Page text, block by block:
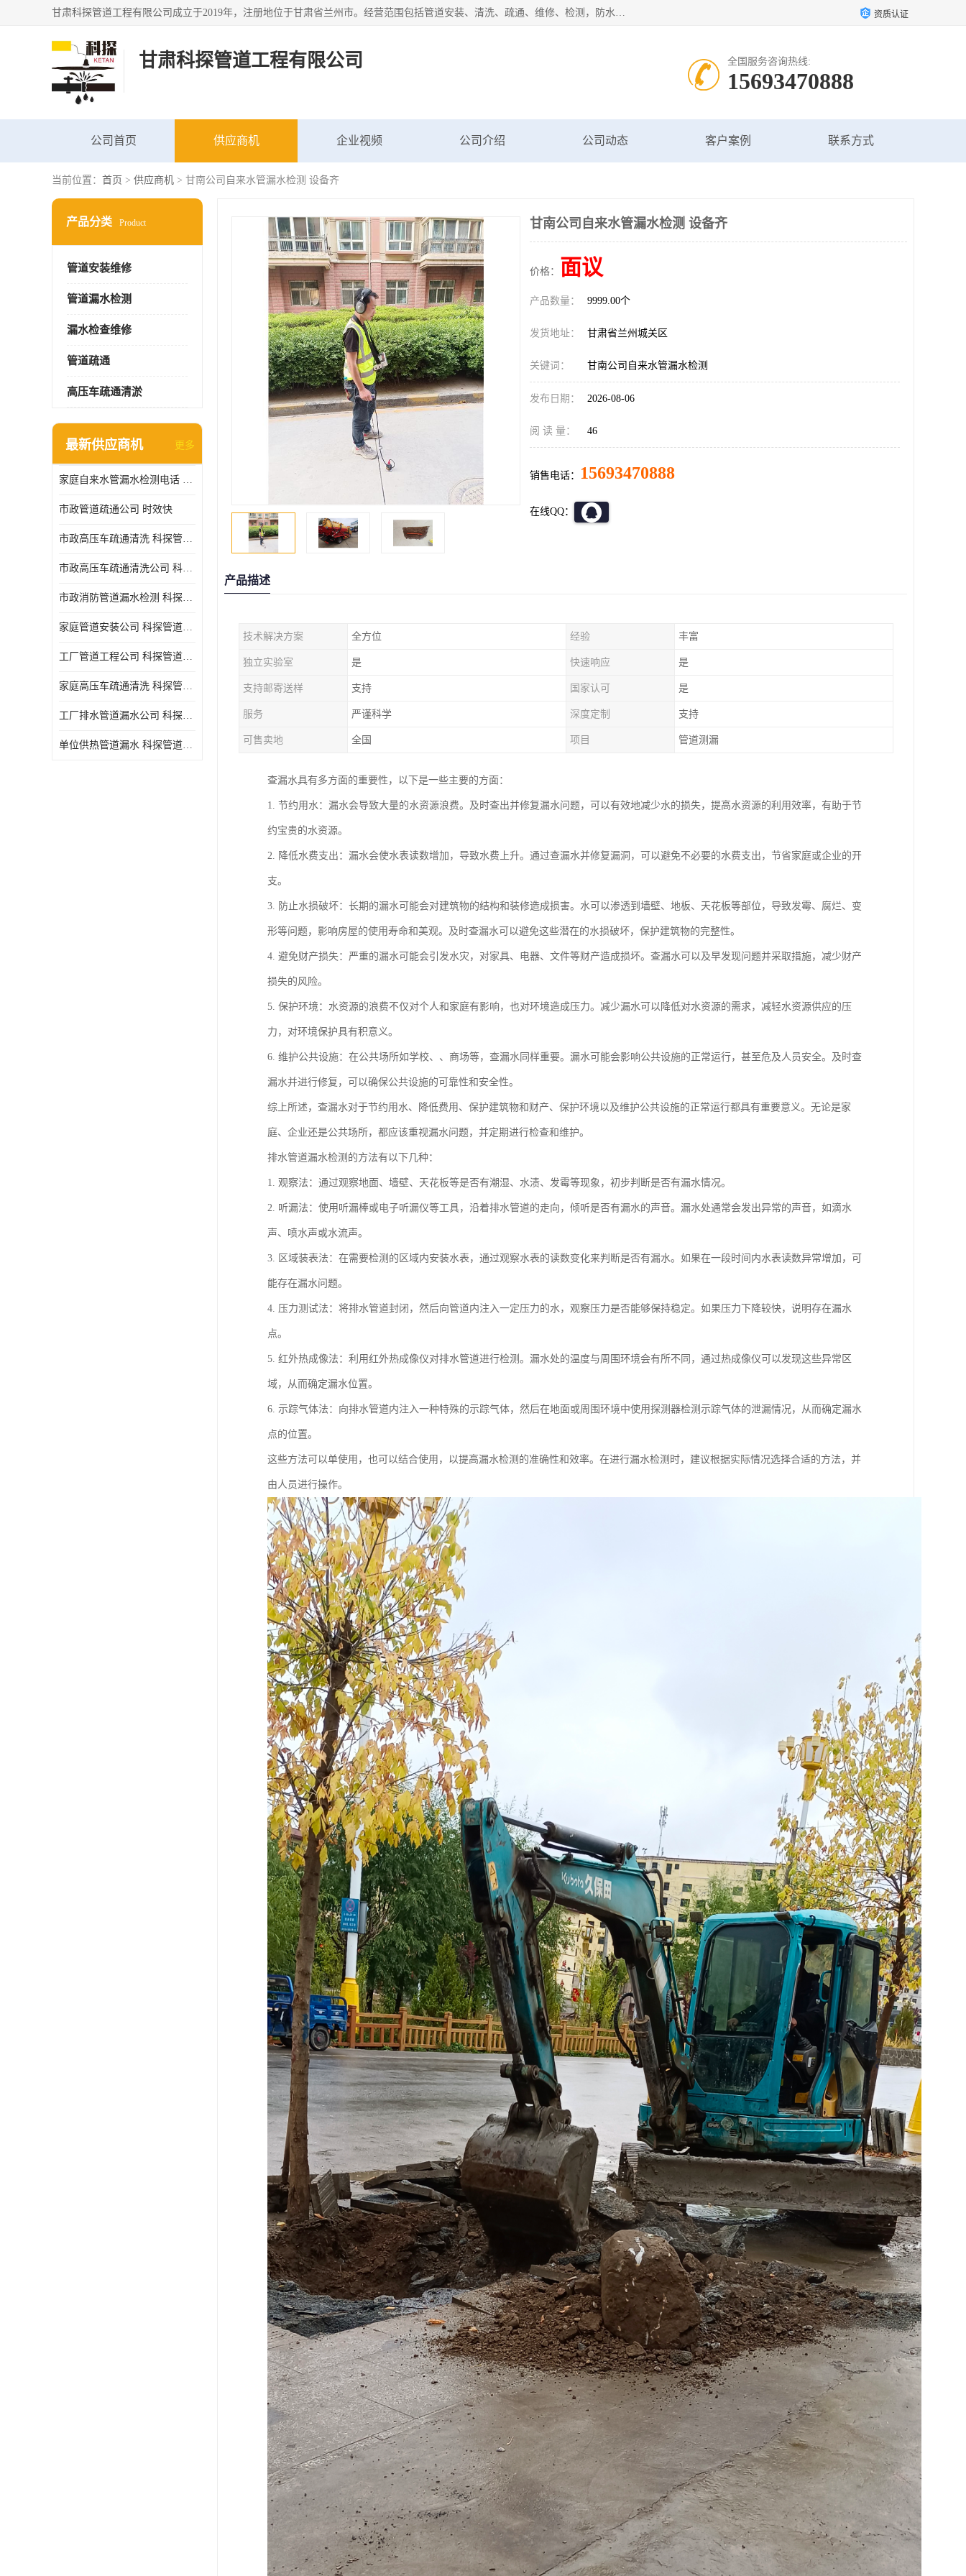
甘肃科探管道工程有限公司成立于2019年，注册地位于甘肃省兰州市。经营范围包括管道安装、清洗、疏通、维修、检测，防水工程，工程钻孔，化粪池清理，暖气安装，给排水管道安装维修，室内外管道如消防、供水、供热管道漏水检测定位，室内外防水堵漏等。 资质认证
甘肃科探管道工程有限公司 全国服务咨询热线:
15693470888
公司首页 供应商机 企业视频 公司介绍 公司动态 客户案例 联系方式
当前位置： 首页 > 供应商机 > 甘南公司自来水管漏水检测 设备齐
产品分类 Product
管道安装维修
管道漏水检测
漏水检查维修
管道疏通
高压车疏通清淤
最新供应商机 更多
家庭自来水管漏水检测电话 服务周到
市政管道疏通公司 时效快
市政高压车疏通清洗 科探管道工程 设备齐
市政高压车疏通清洗公司 科探管道工程 经验丰富
市政消防管道漏水检测 科探管道工程 快速上门
家庭管道安装公司 科探管道工程 团队服务
工厂管道工程公司 科探管道工程 时效快
家庭高压车疏通清洗 科探管道工程 服务周到
工厂排水管道漏水公司 科探管道工程 快速上门
单位供热管道漏水 科探管道工程 设备齐
甘南公司自来水管漏水检测 设备齐
价格： 面议
产品数量： 9999.00个
发货地址： 甘肃省兰州城关区
关键词： 甘南公司自来水管漏水检测
发布日期： 2026-08-06
阅 读 量： 46
销售电话： 15693470888
在线QQ：
产品描述
技术解决方案 全方位 经验 丰富
独立实验室 是 快速响应 是
支持邮寄送样 支持 国家认可 是
服务 严谨科学 深度定制 支持
可售卖地 全国 项目 管道测漏
查漏水具有多方面的重要性，以下是一些主要的方面：
1. 节约用水：漏水会导致大量的水资源浪费。及时查出并修复漏水问题，可以有效地减少水的损失，提高水资源的利用效率，有助于节
约宝贵的水资源。
2. 降低水费支出：漏水会使水表读数增加，导致水费上升。通过查漏水并修复漏洞，可以避免不必要的水费支出，节省家庭或企业的开
支。
3. 防止水损破坏：长期的漏水可能会对建筑物的结构和装修造成损害。水可以渗透到墙壁、地板、天花板等部位，导致发霉、腐烂、变
形等问题，影响房屋的使用寿命和美观。及时查漏水可以避免这些潜在的水损破坏，保护建筑物的完整性。
4. 避免财产损失：严重的漏水可能会引发水灾，对家具、电器、文件等财产造成损坏。查漏水可以及早发现问题并采取措施，减少财产
损失的风险。
5. 保护环境：水资源的浪费不仅对个人和家庭有影响，也对环境造成压力。减少漏水可以降低对水资源的需求，减轻水资源供应的压
力，对环境保护具有积意义。
6. 维护公共设施：在公共场所如学校、、商场等，查漏水同样重要。漏水可能会影响公共设施的正常运行，甚至危及人员安全。及时查
漏水并进行修复，可以确保公共设施的可靠性和安全性。
综上所述，查漏水对于节约用水、降低费用、保护建筑物和财产、保护环境以及维护公共设施的正常运行都具有重要意义。无论是家
庭、企业还是公共场所，都应该重视漏水问题，并定期进行检查和维护。
排水管道漏水检测的方法有以下几种：
1. 观察法：通过观察地面、墙壁、天花板等是否有潮湿、水渍、发霉等现象，初步判断是否有漏水情况。
2. 听漏法：使用听漏棒或电子听漏仪等工具，沿着排水管道的走向，倾听是否有漏水的声音。漏水处通常会发出异常的声音，如滴水
声、喷水声或水流声。
3. 区域装表法：在需要检测的区域内安装水表，通过观察水表的读数变化来判断是否有漏水。如果在一段时间内水表读数异常增加，可
能存在漏水问题。
4. 压力测试法：将排水管道封闭，然后向管道内注入一定压力的水，观察压力是否能够保持稳定。如果压力下降较快，说明存在漏水
点。
5. 红外热成像法：利用红外热成像仪对排水管道进行检测。漏水处的温度与周围环境会有所不同，通过热成像仪可以发现这些异常区
域，从而确定漏水位置。
6. 示踪气体法：向排水管道内注入一种特殊的示踪气体，然后在地面或周围环境中使用探测器检测示踪气体的泄漏情况，从而确定漏水
点的位置。
这些方法可以单使用，也可以结合使用，以提高漏水检测的准确性和效率。在进行漏水检测时，建议根据实际情况选择合适的方法，并
由人员进行操作。